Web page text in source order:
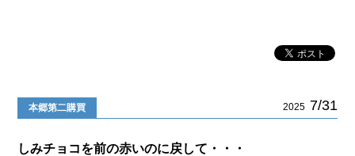
本郷第二購買 2025 7/31
しみチョコを前の赤いのに戻して・・・